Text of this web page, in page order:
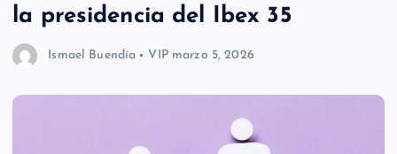
la presidencia del Ibex 35
Ismael Buendía VIP marzo 5, 2026